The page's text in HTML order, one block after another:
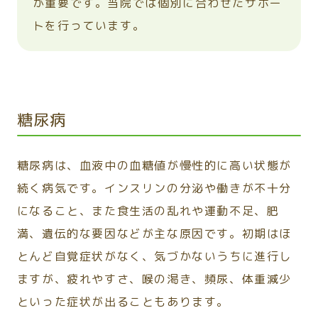
トを行っています。
糖尿病
糖尿病は、血液中の血糖値が慢性的に高い状態が
続く病気です。インスリンの分泌や働きが不十分
になること、また食生活の乱れや運動不足、肥
満、遺伝的な要因などが主な原因です。初期はほ
とんど自覚症状がなく、気づかないうちに進行し
ますが、疲れやすさ、喉の渇き、頻尿、体重減少
といった症状が出ることもあります。